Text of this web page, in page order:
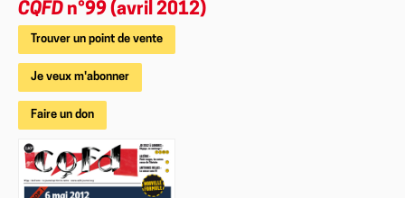
CQFD n°99 (avril 2012)
Trouver un point de vente
Je veux m'abonner
Faire un don